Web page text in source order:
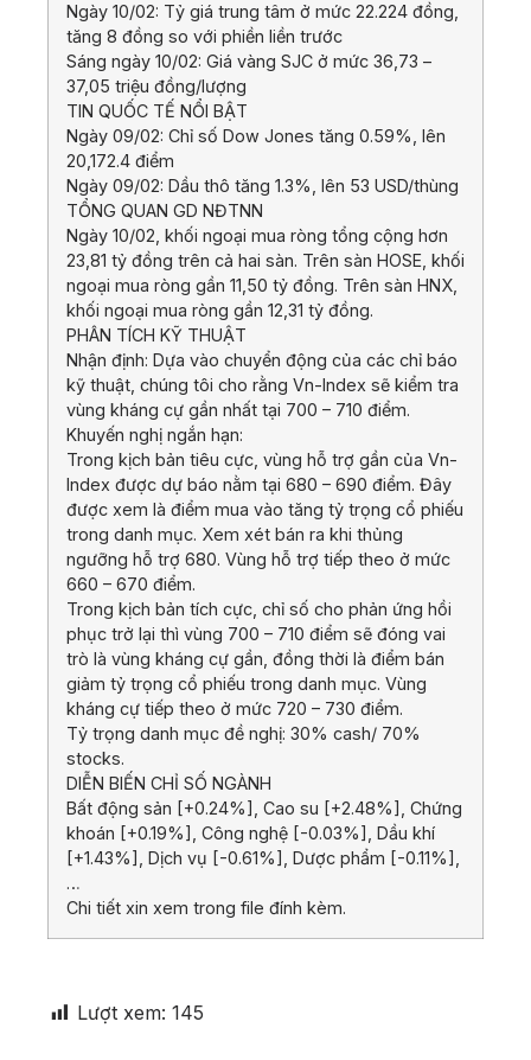
Ngày 10/02: Tỷ giá trung tâm ở mức 22.224 đồng,
tăng 8 đồng so với phiền liền trước
Sáng ngày 10/02: Giá vàng SJC ở mức 36,73 –
37,05 triệu đồng/lượng
TIN QUỐC TẾ NỔI BẬT
Ngày 09/02: Chỉ số Dow Jones tăng 0.59%, lên
20,172.4 điểm
Ngày 09/02: Dầu thô tăng 1.3%, lên 53 USD/thùng
TỔNG QUAN GD NĐTNN
Ngày 10/02, khối ngoại mua ròng tổng cộng hơn
23,81 tỷ đồng trên cả hai sàn. Trên sàn HOSE, khối
ngoại mua ròng gần 11,50 tỷ đồng. Trên sàn HNX,
khối ngoại mua ròng gần 12,31 tỷ đồng.
PHÂN TÍCH KỸ THUẬT
Nhận định: Dựa vào chuyển động của các chỉ báo
kỹ thuật, chúng tôi cho rằng Vn-Index sẽ kiểm tra
vùng kháng cự gần nhất tại 700 – 710 điểm.
Khuyến nghị ngắn hạn:
Trong kịch bản tiêu cực, vùng hỗ trợ gần của Vn-
Index được dự báo nằm tại 680 – 690 điểm. Đây
được xem là điểm mua vào tăng tỷ trọng cổ phiếu
trong danh mục. Xem xét bán ra khi thủng
ngưỡng hỗ trợ 680. Vùng hỗ trợ tiếp theo ở mức
660 – 670 điểm.
Trong kịch bản tích cực, chỉ số cho phản ứng hồi
phục trở lại thì vùng 700 – 710 điểm sẽ đóng vai
trò là vùng kháng cự gần, đồng thời là điểm bán
giảm tỷ trọng cổ phiếu trong danh mục. Vùng
kháng cự tiếp theo ở mức 720 – 730 điểm.
Tỷ trọng danh mục đề nghị: 30% cash/ 70%
stocks.
DIỄN BIẾN CHỈ SỐ NGÀNH
Bất động sản [+0.24%], Cao su [+2.48%], Chứng
khoán [+0.19%], Công nghệ [-0.03%], Dầu khí
[+1.43%], Dịch vụ [-0.61%], Dược phẩm [-0.11%],
…
Chi tiết xin xem trong file đính kèm.
Lượt xem: 145